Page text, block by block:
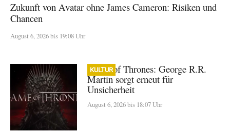
Zukunft von Avatar ohne James Cameron: Risiken und
Chancen
August 6, 2026 bis 19:08 Uhr
KULTUR
Game of Thrones: George R.R.
Martin sorgt erneut für
Unsicherheit
August 6, 2026 bis 18:07 Uhr